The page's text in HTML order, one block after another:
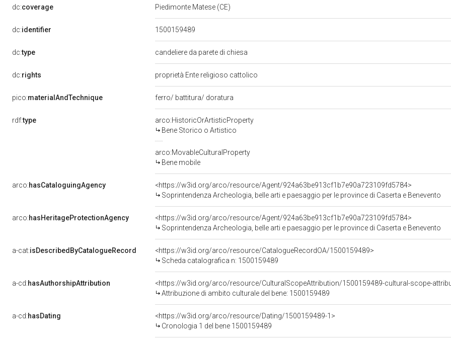
dc:coverage Piedimonte Matese (CE)
dc:identifier 1500159489
dc:type candeliere da parete di chiesa
dc:rights proprietà Ente religioso cattolico
pico:materialAndTechnique ferro/ battitura/ doratura
rdf:type
arco:HistoricOrArtisticProperty
Bene Storico o Artistico
arco:MovableCulturalProperty
Bene mobile
arco:hasCataloguingAgency
<https://w3id.org/arco/resource/Agent/924a63be913cf1b7e90a723109fd5784>
Soprintendenza Archeologia, belle arti e paesaggio per le province di Caserta e Benevento
arco:hasHeritageProtectionAgency
<https://w3id.org/arco/resource/Agent/924a63be913cf1b7e90a723109fd5784>
Soprintendenza Archeologia, belle arti e paesaggio per le province di Caserta e Benevento
a-cat:isDescribedByCatalogueRecord
<https://w3id.org/arco/resource/CatalogueRecordOA/1500159489>
Scheda catalografica n: 1500159489
a-cd:hasAuthorshipAttribution
<https://w3id.org/arco/resource/CulturalScopeAttribution/1500159489-cultural-scope-
Attribuzione di ambito culturale del bene: 1500159489
a-cd:hasDating
<https://w3id.org/arco/resource/Dating/1500159489-1>
Cronologia 1 del bene 1500159489